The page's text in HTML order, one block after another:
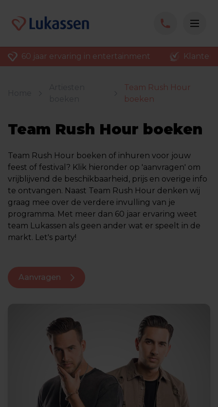
60 jaar ervaring in entertainment
Team Rush Hour
boeken
Team Rush Hour boeken
Team Rush Hour boeken of inhuren voor jouw
feest of festival? Klik hieronder op 'aanvragen' om
vrijblijvend de beschikbaarheid, prijs en overige info
te ontvangen. Naast Team Rush Hour denken wij
graag mee over de verdere invulling van je
programma. Met meer dan 60 jaar ervaring weet
team Lukassen als geen ander wat er speelt in de
markt. Let's party!
Aanvragen